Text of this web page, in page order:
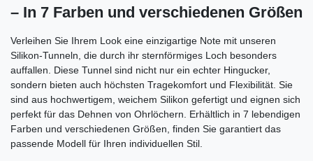
– In 7 Farben und verschiedenen Größen
Verleihen Sie Ihrem Look eine einzigartige Note mit unseren
Silikon-Tunneln, die durch ihr sternförmiges Loch besonders
auffallen. Diese Tunnel sind nicht nur ein echter Hingucker,
sondern bieten auch höchsten Tragekomfort und Flexibilität. Sie
sind aus hochwertigem, weichem Silikon gefertigt und eignen sich
perfekt für das Dehnen von Ohrlöchern. Erhältlich in 7 lebendigen
Farben und verschiedenen Größen, finden Sie garantiert das
passende Modell für Ihren individuellen Stil.